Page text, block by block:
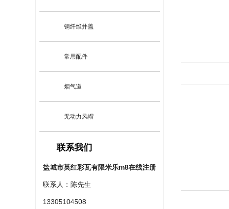
钢纤维井盖
常用配件
烟气道
无动力风帽
联系我们
盐城市英红彩瓦有限米乐m8在线注册
联系人：陈先生
13305104508